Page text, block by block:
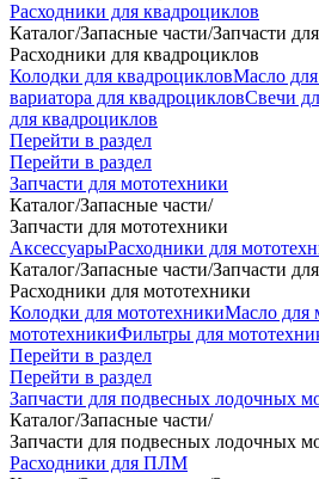
Расходники для квадроциклов
Каталог/Запасные части/Запчасти
Расходники для квадроциклов
Колодки для квадроцикловМасло
вариатора для квадроцикловСвечи
для квадроциклов
Перейти в раздел
Перейти в раздел
Запчасти для мототехники
Каталог/Запасные части/
Запчасти для мототехники
АксессуарыРасходники для
Каталог/Запасные части/Запчасти
Расходники для мототехники
Колодки для мототехникиМасло для
мототехникиФильтры для
Перейти в раздел
Перейти в раздел
Запчасти для подвесных лодочных
Каталог/Запасные части/
Запчасти для подвесных лодочных
Расходники для ПЛМ